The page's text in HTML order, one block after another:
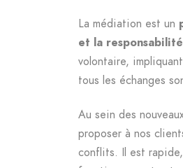
La médiation est un
et la
volontaire,
tous les échanges
Au sein des
proposer à nos
conflits. Il est